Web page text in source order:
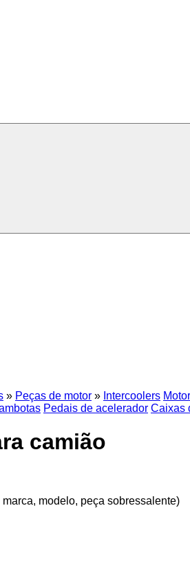
» Peças de motor » Intercoolers
Pedais de acelerador Caixas
camião
modelo, peça sobressalente)